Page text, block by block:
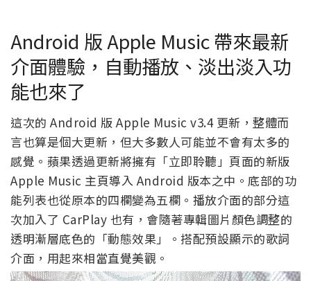
Android 版 Apple Music 帶來最新
介面體驗，自動播放、淡出淡入功
能也來了
這次的 Android 版 Apple Music v3.4 更新，整體而
言也算是個大更新，但大多數人可能並不會有太多的
感覺。蘋果透過更新將擁有「立即聆聽」頁面的新版
Apple Music 主頁導入 Android 版本之中。底部的功
能列表也從原本的四欄變為五欄。播放介面的部分這
次加入了 CarPlay 也有，會隨著專輯圖片顏色調整的
透明漸層底色的「動態效果」。搭配預設顯示的歌詞
介面，用起來相當直覺美觀。